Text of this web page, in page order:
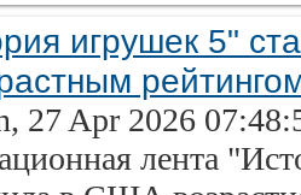
игрушек 5"
27 Apr 2026
лента